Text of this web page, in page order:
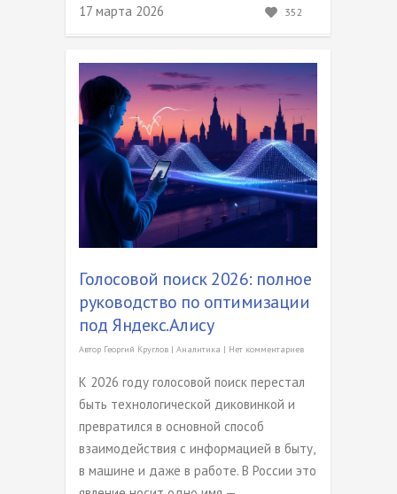
17 марта 2026 352
Голосовой поиск 2026: полное
руководство по оптимизации
под Яндекс.Алису
Автор Георгий Круглов | Аналитика | Нет комментариев
К 2026 году голосовой поиск перестал
быть технологической диковинкой и
превратился в основной способ
взаимодействия с информацией в быту,
в машине и даже в работе. В России это